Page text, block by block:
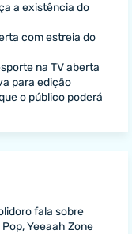
a existência do
com estreia do
na TV aberta
para edição
o público poderá
fala sobre
Yeeaah Zone